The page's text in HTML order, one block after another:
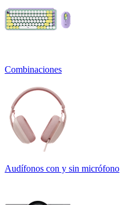
Combinaciones
Audífonos con y sin micrófono